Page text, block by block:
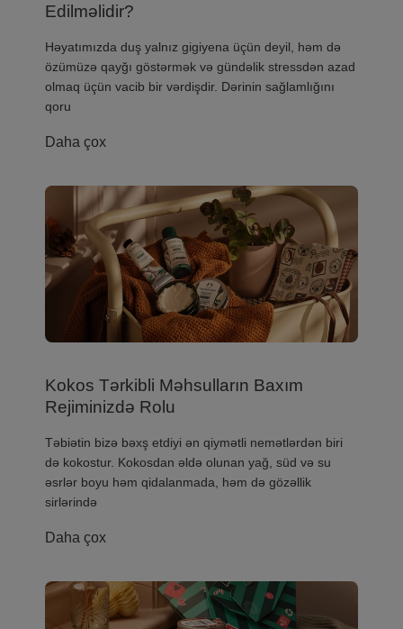
Edilməlidir?
​Həyatımızda duş yalnız gigiyena üçün deyil, həm də
özümüzə qayğı göstərmək və gündəlik stressdən azad
olmaq üçün vacib bir vərdişdir. Dərinin sağlamlığını
qoru
Daha çox
Kokos Tərkibli Məhsulların Baxım
Rejiminizdə Rolu
Təbiətin bizə bəxş etdiyi ən qiymətli nemətlərdən biri
də kokostur. Kokosdan əldə olunan yağ, süd və su
əsrlər boyu həm qidalanmada, həm də gözəllik
sirlərində
Daha çox